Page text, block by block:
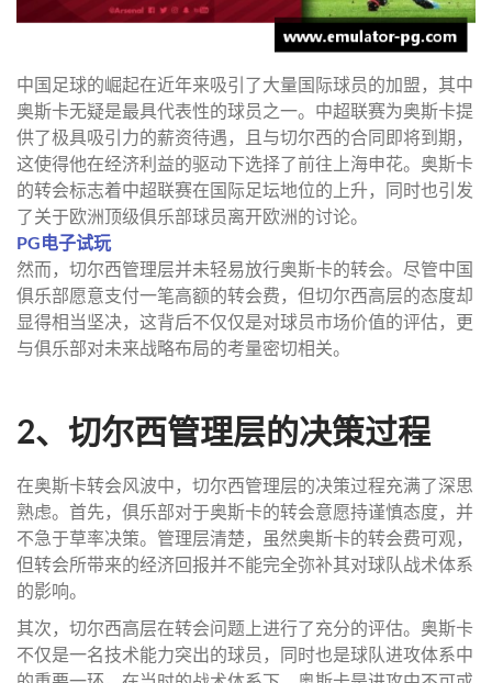
中国足球的崛起在近年来吸引了大量国际球员的加盟，其中
奥斯卡无疑是最具代表性的球员之一。中超联赛为奥斯卡提
供了极具吸引力的薪资待遇，且与切尔西的合同即将到期，
这使得他在经济利益的驱动下选择了前往上海申花。奥斯卡
的转会标志着中超联赛在国际足坛地位的上升，同时也引发
了关于欧洲顶级俱乐部球员离开欧洲的讨论。
PG电子试玩
然而，切尔西管理层并未轻易放行奥斯卡的转会。尽管中国
俱乐部愿意支付一笔高额的转会费，但切尔西高层的态度却
显得相当坚决，这背后不仅仅是对球员市场价值的评估，更
与俱乐部对未来战略布局的考量密切相关。
2、切尔西管理层的决策过程
在奥斯卡转会风波中，切尔西管理层的决策过程充满了深思
熟虑。首先，俱乐部对于奥斯卡的转会意愿持谨慎态度，并
不急于草率决策。管理层清楚，虽然奥斯卡的转会费可观，
但转会所带来的经济回报并不能完全弥补其对球队战术体系
的影响。
其次，切尔西高层在转会问题上进行了充分的评估。奥斯卡
不仅是一名技术能力突出的球员，同时也是球队进攻体系中